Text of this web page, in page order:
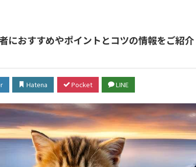
おすすめやポイントとコツの情報をご紹介
Hatena Pocket LINE